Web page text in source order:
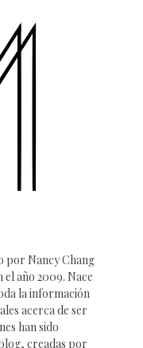
por Nancy Chang
el año 2009. Nace
la información
acerca de ser
han sido
creadas por